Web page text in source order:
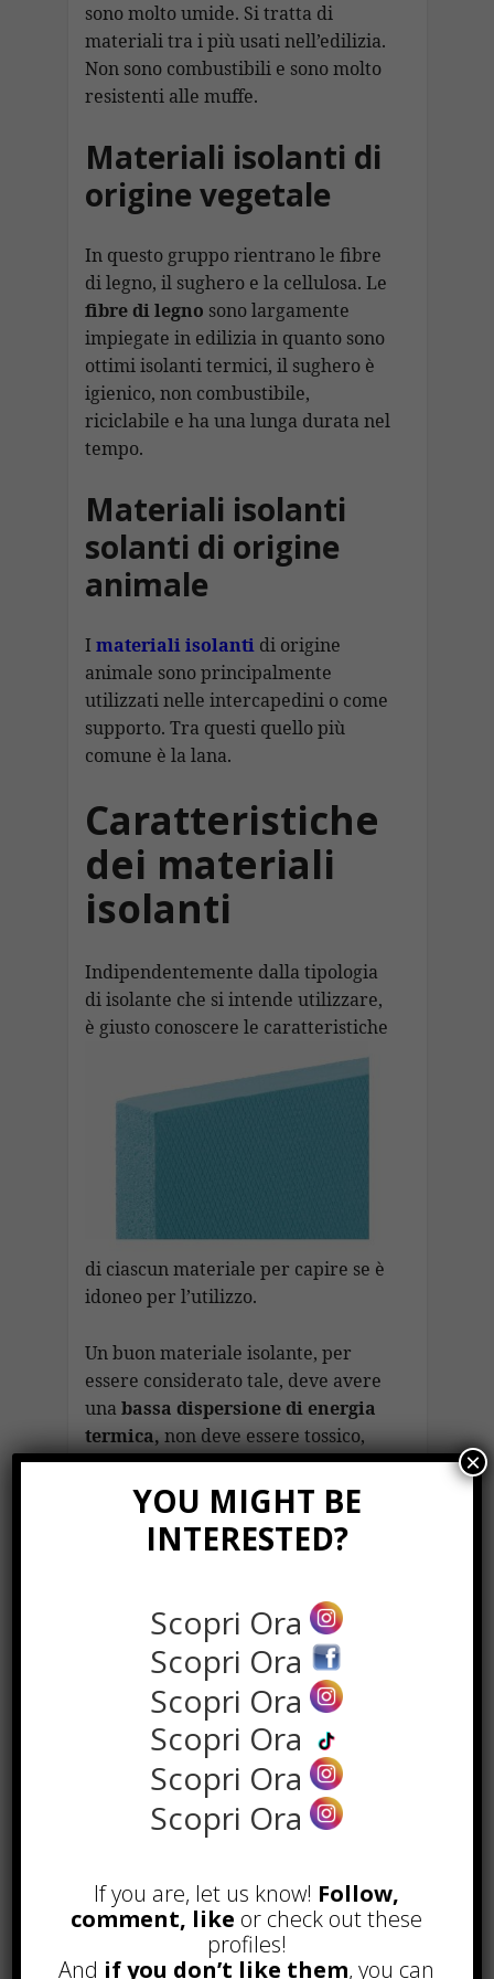
sono molto umide. Si tratta di
materiali tra i più usati nell’edilizia.
Non sono combustibili e sono molto
resistenti alle muffe.
Materiali isolanti di
origine vegetale
In questo gruppo rientrano le fibre
di legno, il sughero e la cellulosa. Le
fibre di legno sono largamente
impiegate in edilizia in quanto sono
ottimi isolanti termici, il sughero è
igienico, non combustibile,
riciclabile e ha una lunga durata nel
tempo.
Materiali isolanti
solanti di origine
animale
I materiali isolanti di origine
animale sono principalmente
utilizzati nelle intercapedini o come
supporto. Tra questi quello più
comune è la lana.
Caratteristiche
dei materiali
isolanti
Indipendentemente dalla tipologia
di isolante che si intende utilizzare,
è giusto conoscere le caratteristiche
di ciascun materiale per capire se è
idoneo per l’utilizzo.
Un buon materiale isolante, per
essere considerato tale, deve avere
unabassa dispersione di energia
termica, non deve essere tossico,
stabile anche sul lungo periodo, non
attaccabile da muffe e parassiti ,
resistente al fuoco, ignifugo per
natura o previo trattamento.
Per una corretta applicazione dei
materiali isolanti è opportuno
conoscere quelli che sono i principi
che regolano la dispersione del
calore. L’aria calda tende a
disperdersi nei punti più freddi
della casa: vani delle scale,
scantinati, finestre, solai ed
aumenta in corrispondenza di tutte
Con l’impiego dei materiali isolanti
si aumenta l’efficienza energetica
della casa, si diminuiscono i consumi
YOU MIGHT BE
INTERESTED?
Scopri Ora
Scopri Ora
Scopri Ora
Scopri Ora
Scopri Ora
Scopri Ora
If you are, let us know! Follow,
comment, like or check out these
profiles!
And if you don’t like them, you can
×